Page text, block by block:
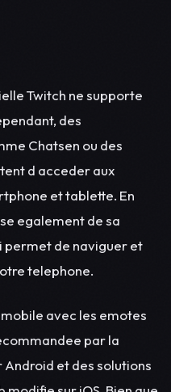
Twitch ne supporte
des
Chatsen ou des
d acceder aux
et tablette. En
egalement de sa
permet de naviguer et
telephone.
avec les emotes
par la
et des solutions